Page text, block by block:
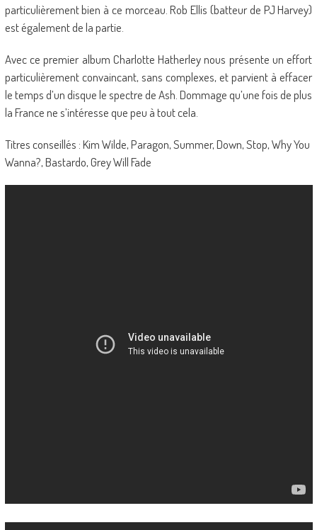
particulièrement bien à ce morceau. Rob Ellis (batteur de PJ Harvey)
est également de la partie.
Avec ce premier album Charlotte Hatherley nous présente un effort
particulièrement convaincant, sans complexes, et parvient à effacer
le temps d’un disque le spectre de Ash. Dommage qu’une fois de plus
la France ne s’intéresse que peu à tout cela.
Titres conseillés : Kim Wilde, Paragon, Summer, Down, Stop, Why You
Wanna?, Bastardo, Grey Will Fade